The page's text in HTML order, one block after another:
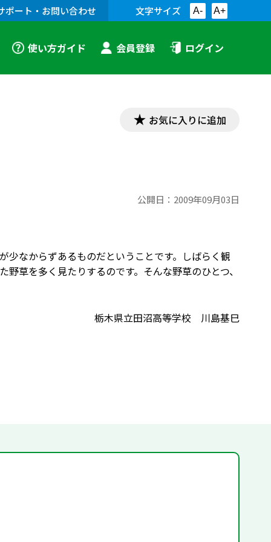
ポート・お問い合わせ 文字サイズ A- A+
使い方ガイド 会員登録 ログイン
お気に入りに追加
公開日： 2009年09月03日
少なからずあるものだということです。しばらく観
草を多く見たりするのです。そんな野草のひとつ、
栃木県立田沼高等学校 川島基巳